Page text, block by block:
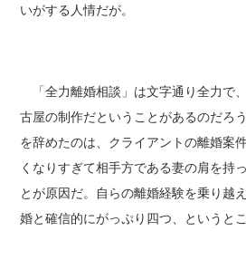
いがする人情だが。
「全力離婚相談」は文字通り全力で
古屋の制作だということがあるのだろ
を辞めたのは、クライアントの離婚案
くなりすぎて相手方である妻の肩を持
とが原因だ。自らの離婚経験を乗り越
婚と確信的にがっぷり四つ、というとこ